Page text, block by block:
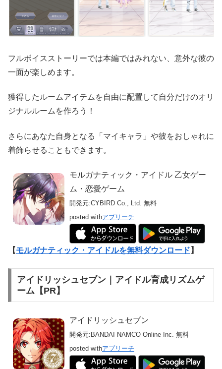
フルボイスストーリーでは本編ではみれない、意外な彼の
一面が楽しめます。
獲得したルームアイテムを自由に配置して自分だけのオリ
ジナルルームを作ろう！
さらにあなた自身となる「マイキャラ」や彼をおしゃれに
着飾らせることもできます。
モルガナティック・アイドル 乙女ゲー
ム・恋愛ゲーム
開発元:CYBIRD Co., Ltd. 無料
posted withアプリーチ
【モルガナティック・アイドルを無料ダウンロード 】
アイドリッシュセブン｜アイドル育成リズムゲ
ーム【PR】
アイドリッシュセブン
開発元:BANDAI NAMCO Online Inc. 無料
posted withアプリーチ